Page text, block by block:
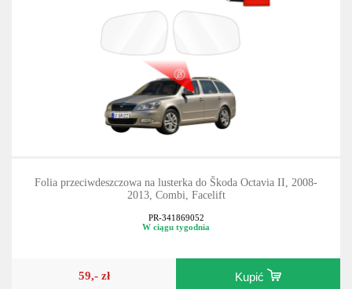
Folia przeciwdeszczowa na lusterka do Škoda Octavia II, 2008-
2013, Combi, Facelift
PR-341869052
W ciągu tygodnia
59,- zł Kupić